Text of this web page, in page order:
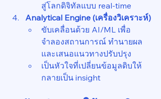
สู่โลกดิจิทัลแบบ real-time
Analytical Engine (เครื่องวิเคราะห์)
ขับเคลื่อนด้วย AI/ML เพื่อ
จำลองสถานการณ์ ทำนายผล
และเสนอแนวทางปรับปรุง
เป็นหัวใจที่เปลี่ยนข้อมูลดิบให้
กลายเป็น insight